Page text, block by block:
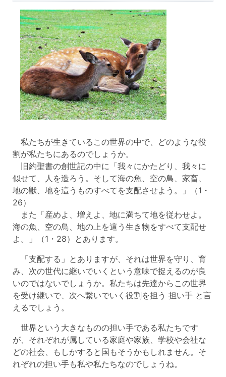
私たちが生きているこの世界の中で、どのような役
割が私たちにあるのでしょうか。
旧約聖書の創世記の中に「我々にかたどり、我々に
似せて、人を造ろう。そして海の魚、空の鳥、家畜、
地の獣、地を這うものすべてを支配させよう。」（1・
26）
また「産めよ、増えよ、地に満ちて地を従わせよ。
海の魚、空の鳥、地の上を這う生き物をすべて支配せ
よ。」（1・28）とあります。
「支配する」とありますが、それは世界を守り、育
み、次の世代に継いでいくという意味で捉えるのが良
いのではないでしょうか。私たちは先達からこの世界
を受け継いで、次へ繋いでいく役割を担う 担い手 と言
えるでしょう。
世界という大きなものの担い手である私たちです
が、それぞれが属している家庭や家族、学校や会社な
どの社会、もしかすると国もそうかもしれません。そ
れぞれの担い手も私や私たちなのでしょうね。